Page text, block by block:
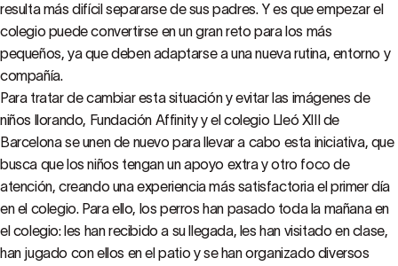
resulta más difícil separarse de sus padres. Y es que empezar el
colegio puede convertirse en un gran reto para los más
pequeños, ya que deben adaptarse a una nueva rutina, entorno y
compañía.
Para tratar de cambiar esta situación y evitar las imágenes de
niños llorando, Fundación Affinity y el colegio Lleó XIII de
Barcelona se unen de nuevo para llevar a cabo esta iniciativa, que
busca que los niños tengan un apoyo extra y otro foco de
atención, creando una experiencia más satisfactoria el primer día
en el colegio. Para ello, los perros han pasado toda la mañana en
el colegio: les han recibido a su llegada, les han visitado en clase,
han jugado con ellos en el patio y se han organizado diversos